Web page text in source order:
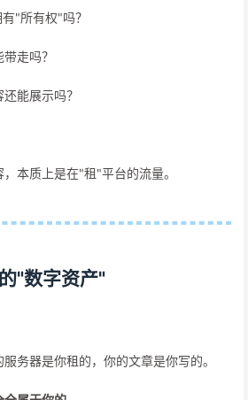
"所有权"吗？
走吗？
能展示吗？
本质上是在"租"平台的流量。
"数字资产"
务器是你租的，你的文章是你写的。